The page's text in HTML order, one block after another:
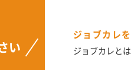
い
ジョブカレ
ジョブカレとは